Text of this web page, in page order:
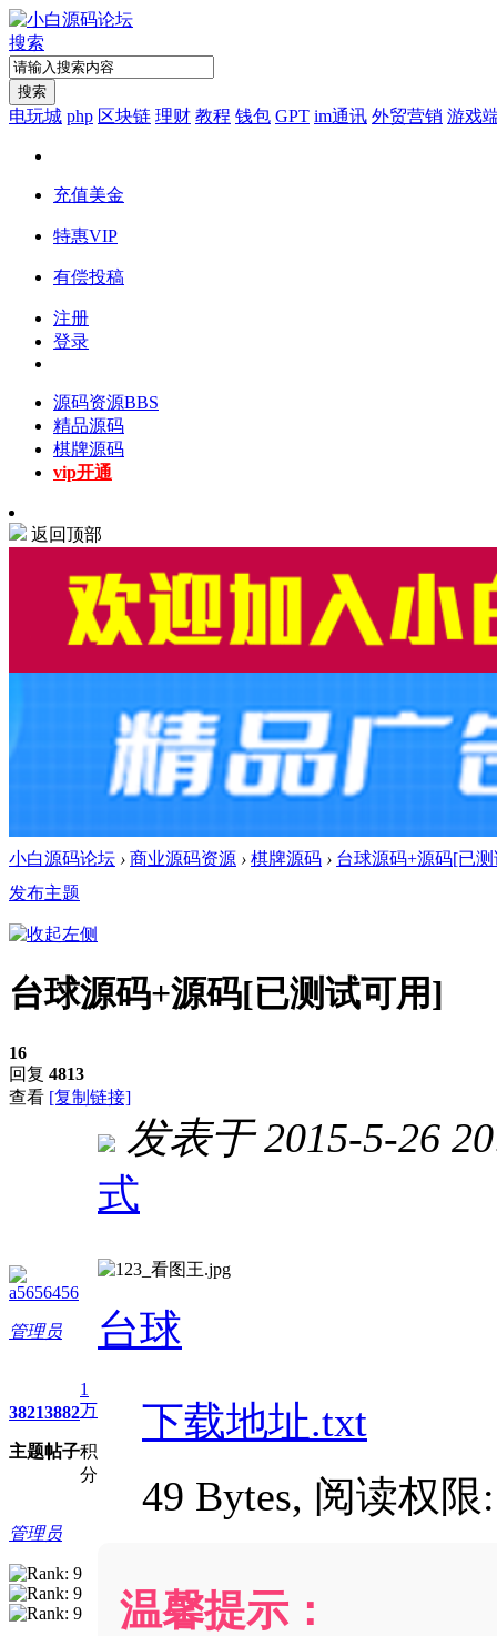
搜索
搜索
电玩城 php 区块链 理财 教程 钱包 GPT im通讯 外贸营销 游戏
充值美金
特惠VIP
有偿投稿
注册
登录
源码资源BBS
精品源码
棋牌源码
vip开通
返回顶部
小白源码论坛 › 商业源码资源 › 棋牌源码 › 台球源码+源码[已
发布主题
台球源码+源码[已测试可用]
16
回复 4813
查看 [复制链接]
a5656456
管理员
3821
主题
3882
帖子
1
万
积
分
管理员
发表于 2015-5-26
式
台球
下载地址.txt
49 Bytes, 阅读权
温馨提示：